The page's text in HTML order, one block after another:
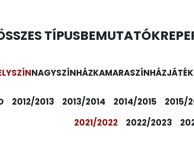
TÍPUSBEMUTATÓK
NAGYSZÍNHÁZKAMARASZÍNHÁZ
2012/2013 2013/2014 2014/2015 2015/
2021/2022
2022/2023